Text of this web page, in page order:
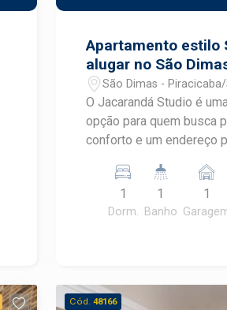
Apartamento estilo
alugar no São
a ESALQ
São Dimas - Piracicaba/
O Jacarandá Studio é
opção para quem busca
conforto e um endereço
regiões mais valorizadas
Localizado próximo à
oferece fácil acesso a
aproximadamente 40
1
Dorm.
1
Banho
1
Cód. 48166